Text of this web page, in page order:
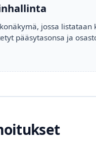
jossa
pääsytasonsa ja